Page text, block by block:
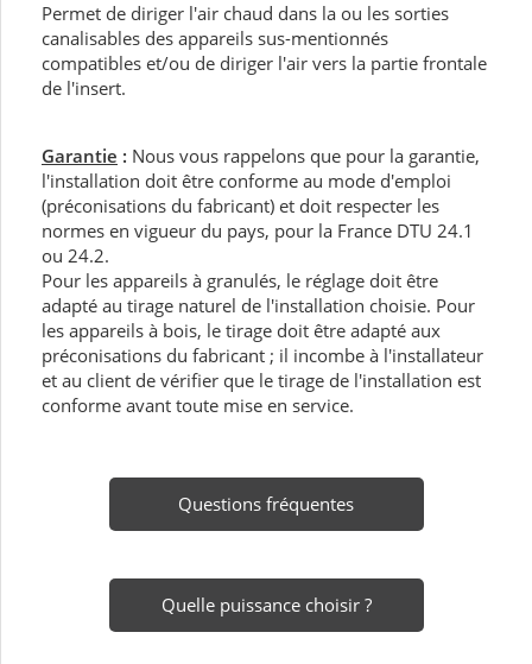
Permet de diriger l'air chaud dans la ou les sorties
canalisables des appareils sus-mentionnés
compatibles et/ou de diriger l'air vers la partie frontale
de l'insert.
Garantie : Nous vous rappelons que pour la garantie,
l'installation doit être conforme au mode d'emploi
(préconisations du fabricant) et doit respecter les
normes en vigueur du pays, pour la France DTU 24.1
ou 24.2.
Pour les appareils à granulés, le réglage doit être
adapté au tirage naturel de l'installation choisie. Pour
les appareils à bois, le tirage doit être adapté aux
préconisations du fabricant ; il incombe à l'installateur
et au client de vérifier que le tirage de l'installation est
conforme avant toute mise en service.
Questions fréquentes
Quelle puissance choisir ?